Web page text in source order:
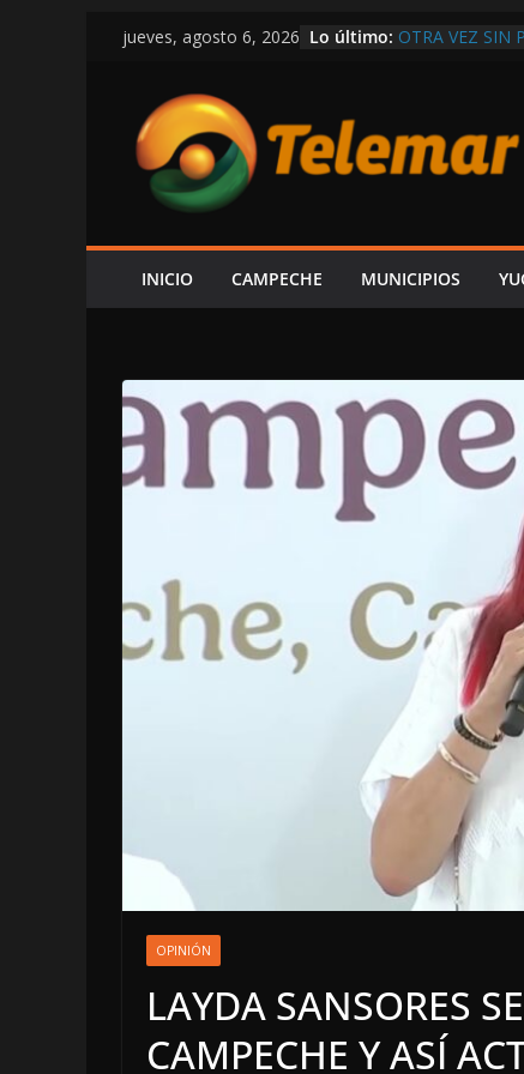
Saltar
contenido
jueves, agosto 6, 2026 Lo último: OTRA VEZ SIN
VÍCTOR
INFORME DE
LUJOS
AHORA
CON
INICIO
CAMPECHE MUNICIPIOS
OPINIÓN
LAYDA SANSORES
CAMPECHE Y ASÍ
LOCALES